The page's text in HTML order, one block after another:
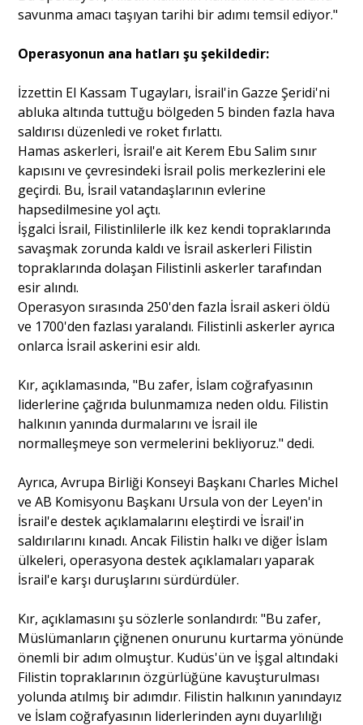
Dosya Haber
Ankara Analiz
Sağlık
savunma amacı taşıyan tarihi bir adımı temsil ediyor."
Operasyonun ana hatları şu şekildedir:
İzzettin El Kassam Tugayları, İsrail'in Gazze Şeridi'ni
abluka altında tuttuğu bölgeden 5 binden fazla hava
saldırısı düzenledi ve roket fırlattı.
Hamas askerleri, İsrail'e ait Kerem Ebu Salim sınır
kapısını ve çevresindeki İsrail polis merkezlerini ele
geçirdi. Bu, İsrail vatandaşlarının evlerine
hapsedilmesine yol açtı.
İşgalci İsrail, Filistinlilerle ilk kez kendi topraklarında
savaşmak zorunda kaldı ve İsrail askerleri Filistin
topraklarında dolaşan Filistinli askerler tarafından
esir alındı.
Operasyon sırasında 250'den fazla İsrail askeri öldü
ve 1700'den fazlası yaralandı. Filistinli askerler ayrıca
onlarca İsrail askerini esir aldı.
Kır, açıklamasında, "Bu zafer, İslam coğrafyasının
liderlerine çağrıda bulunmamıza neden oldu. Filistin
halkının yanında durmalarını ve İsrail ile
normalleşmeye son vermelerini bekliyoruz." dedi.
Ayrıca, Avrupa Birliği Konseyi Başkanı Charles Michel
ve AB Komisyonu Başkanı Ursula von der Leyen'in
İsrail'e destek açıklamalarını eleştirdi ve İsrail'in
saldırılarını kınadı. Ancak Filistin halkı ve diğer İslam
ülkeleri, operasyona destek açıklamaları yaparak
İsrail'e karşı duruşlarını sürdürdüler.
Kır, açıklamasını şu sözlerle sonlandırdı: "Bu zafer,
Müslümanların çiğnenen onurunu kurtarma yönünde
önemli bir adım olmuştur. Kudüs'ün ve İşgal altındaki
Filistin topraklarının özgürlüğüne kavuşturulması
yolunda atılmış bir adımdır. Filistin halkının yanındayız
ve İslam coğrafyasının liderlerinden aynı duyarlılığı